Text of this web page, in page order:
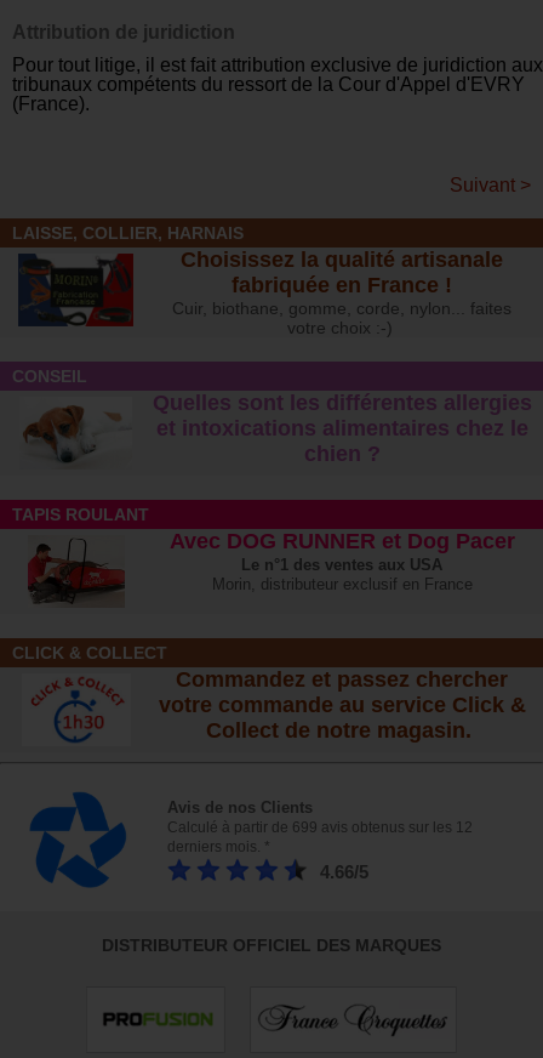
Attribution de juridiction
Pour tout litige, il est fait attribution exclusive de juridiction aux
tribunaux compétents du ressort de la Cour d'Appel d'EVRY
(France).
Suivant >
LAISSE, COLLIER, HARNAIS
Choisissez la qualité artisanale
fabriquée en France !
Cuir, biothane, gomme, corde, nylon... faites
votre choix :-)
CONSEIL
Quelles sont les différentes allergies
et intoxications alimentaires chez le
chien ?
TAPIS ROULANT
Avec DOG RUNNER et Dog Pacer
Le n°1 des ventes aux USA
Morin, distributeur exclusif en France
CLICK & COLLECT
Commandez et passez chercher
votre commande au service Click &
Collect de notre magasin.
Avis de nos Clients
Calculé à partir de 699 avis obtenus sur les 12
derniers mois. *
4.66/5
DISTRIBUTEUR OFFICIEL DES MARQUES